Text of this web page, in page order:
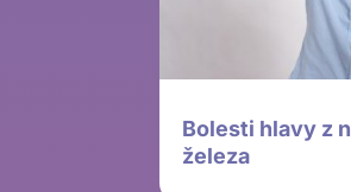
Bolesti hlavy z
železa